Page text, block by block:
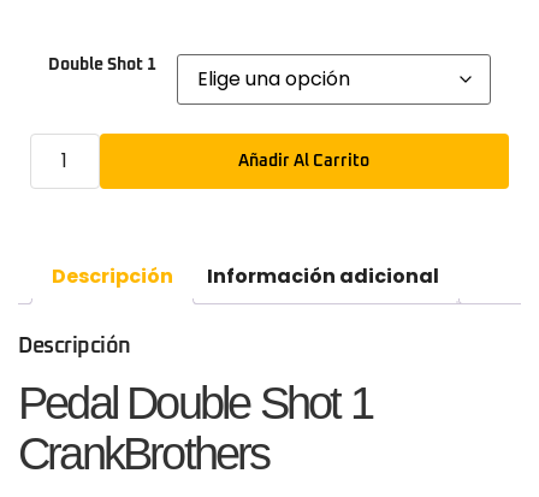
Double Shot 1
Añadir Al Carrito
Descripción Información adicional
Descripción
Pedal Double Shot 1
CrankBrothers